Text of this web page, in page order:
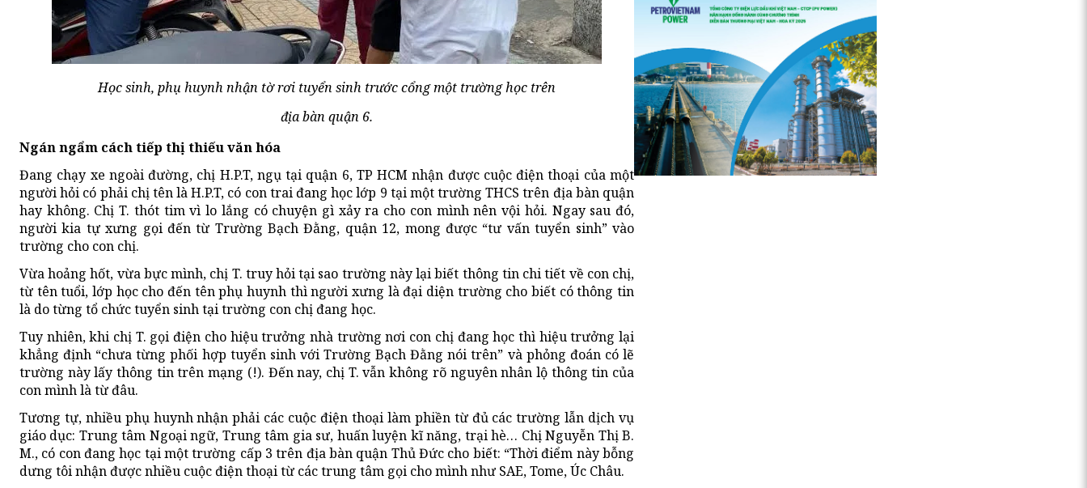
Học sinh, phụ huynh nhận tờ rơi tuyển sinh trước cổng một trường học trên
địa bàn quận 6.
Ngán ngẩm cách tiếp thị thiếu văn hóa
Đang chạy xe ngoài đường, chị H.P.T, ngụ tại quận 6, TP HCM nhận được cuộc điện thoại của một
người hỏi có phải chị tên là H.P.T, có con trai đang học lớp 9 tại một trường THCS trên địa bàn quận
hay không. Chị T. thót tim vì lo lắng có chuyện gì xảy ra cho con mình nên vội hỏi. Ngay sau đó,
người kia tự xưng gọi đến từ Trường Bạch Đằng, quận 12, mong được “tư vấn tuyển sinh” vào
trường cho con chị.
Vừa hoảng hốt, vừa bực mình, chị T. truy hỏi tại sao trường này lại biết thông tin chi tiết về con chị,
từ tên tuổi, lớp học cho đến tên phụ huynh thì người xưng là đại diện trường cho biết có thông tin
là do từng tổ chức tuyển sinh tại trường con chị đang học.
Tuy nhiên, khi chị T. gọi điện cho hiệu trưởng nhà trường nơi con chị đang học thì hiệu trưởng lại
khẳng định “chưa từng phối hợp tuyển sinh với Trường Bạch Đằng nói trên” và phỏng đoán có lẽ
trường này lấy thông tin trên mạng (!). Đến nay, chị T. vẫn không rõ nguyên nhân lộ thông tin của
con mình là từ đâu.
Tương tự, nhiều phụ huynh nhận phải các cuộc điện thoại làm phiền từ đủ các trường lẫn dịch vụ
giáo dục: Trung tâm Ngoại ngữ, Trung tâm gia sư, huấn luyện kĩ năng, trại hè… Chị Nguyễn Thị B.
M., có con đang học tại một trường cấp 3 trên địa bàn quận Thủ Đức cho biết: “Thời điểm này bỗng
dưng tôi nhận được nhiều cuộc điện thoại từ các trung tâm gọi cho mình như SAE, Tome, Úc Châu.